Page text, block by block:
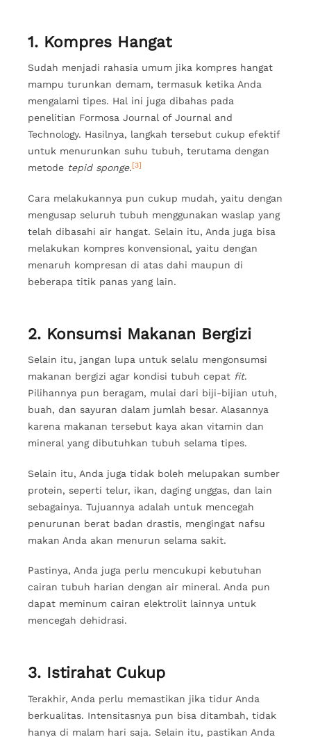
1. Kompres Hangat
Sudah menjadi rahasia umum jika kompres hangat
mampu turunkan demam, termasuk ketika Anda
mengalami tipes. Hal ini juga dibahas pada
penelitian Formosa Journal of Journal and
Technology. Hasilnya, langkah tersebut cukup efektif
untuk menurunkan suhu tubuh, terutama dengan
metode tepid sponge.[3]
Cara melakukannya pun cukup mudah, yaitu dengan
mengusap seluruh tubuh menggunakan waslap yang
telah dibasahi air hangat. Selain itu, Anda juga bisa
melakukan kompres konvensional, yaitu dengan
menaruh kompresan di atas dahi maupun di
beberapa titik panas yang lain.
2. Konsumsi Makanan Bergizi
Selain itu, jangan lupa untuk selalu mengonsumsi
makanan bergizi agar kondisi tubuh cepat fit.
Pilihannya pun beragam, mulai dari biji-bijian utuh,
buah, dan sayuran dalam jumlah besar. Alasannya
karena makanan tersebut kaya akan vitamin dan
mineral yang dibutuhkan tubuh selama tipes.
Selain itu, Anda juga tidak boleh melupakan sumber
protein, seperti telur, ikan, daging unggas, dan lain
sebagainya. Tujuannya adalah untuk mencegah
penurunan berat badan drastis, mengingat nafsu
makan Anda akan menurun selama sakit.
Pastinya, Anda juga perlu mencukupi kebutuhan
cairan tubuh harian dengan air mineral. Anda pun
dapat meminum cairan elektrolit lainnya untuk
mencegah dehidrasi.
3. Istirahat Cukup
Terakhir, Anda perlu memastikan jika tidur Anda
berkualitas. Intensitasnya pun bisa ditambah, tidak
hanya di malam hari saja. Selain itu, pastikan Anda